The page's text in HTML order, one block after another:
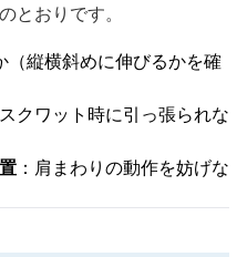
とおりです。
（縦横斜めに伸びるかを確
スクワット時に引っ張られな
：肩まわりの動作を妨げな